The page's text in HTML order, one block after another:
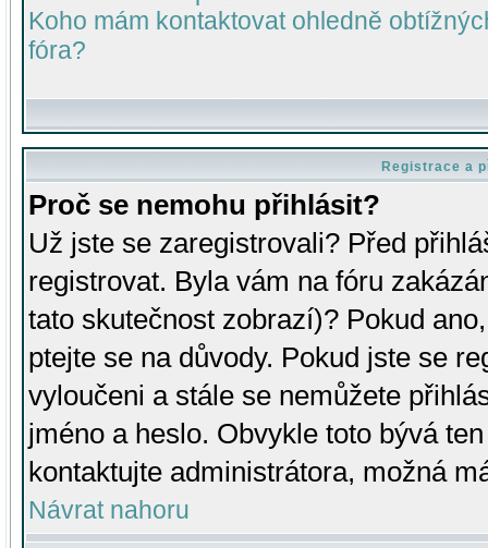
Koho mám kontaktovat ohledně
fóra?
Registrace a
Proč se nemohu přihlásit?
Už jste se zaregistrovali? Před
registrovat. Byla vám na fóru
tato skutečnost zobrazí)? Pokud
ptejte se na důvody. Pokud jste se
vyloučeni a stále se nemůžete
jméno a heslo. Obvykle toto bývá
kontaktujte administrátora, možná
Návrat nahoru